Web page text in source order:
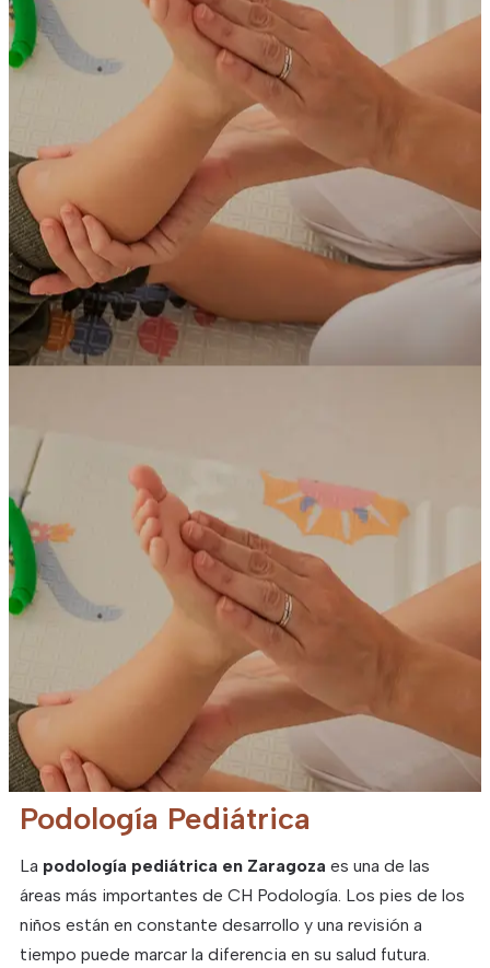
Podología Pediátrica
La podología pediátrica en Zaragoza es una de las
áreas más importantes de CH Podología. Los pies de los
niños están en constante desarrollo y una revisión a
tiempo puede marcar la diferencia en su salud futura.